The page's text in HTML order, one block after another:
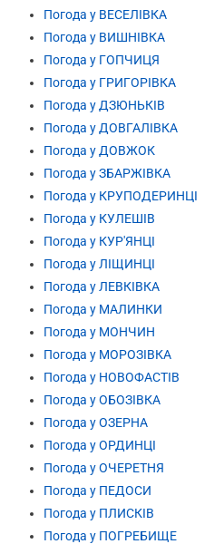
Погода у ВЕСЕЛІВКА
Погода у ВИШНІВКА
Погода у ГОПЧИЦЯ
Погода у ГРИГОРІВКА
Погода у ДЗЮНЬКІВ
Погода у ДОВГАЛІВКА
Погода у ДОВЖОК
Погода у ЗБАРЖІВКА
Погода у КРУПОДЕРИНЦІ
Погода у КУЛЕШІВ
Погода у КУР'ЯНЦІ
Погода у ЛІЩИНЦІ
Погода у ЛЕВКІВКА
Погода у МАЛИНКИ
Погода у МОНЧИН
Погода у МОРОЗІВКА
Погода у НОВОФАСТІВ
Погода у ОБОЗІВКА
Погода у ОЗЕРНА
Погода у ОРДИНЦІ
Погода у ОЧЕРЕТНЯ
Погода у ПЕДОСИ
Погода у ПЛИСКІВ
Погода у ПОГРЕБИЩЕ